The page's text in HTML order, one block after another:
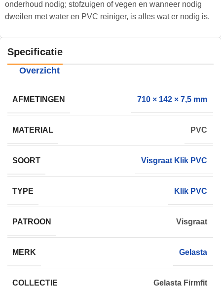
onderhoud nodig; stofzuigen of vegen en wanneer nodig
dweilen met water en PVC reiniger, is alles wat er nodig is.
Specificatie
Overzicht
AFMETINGEN 710 × 142 × 7,5 mm
MATERIAL PVC
SOORT Visgraat Klik PVC
TYPE Klik PVC
PATROON Visgraat
MERK Gelasta
COLLECTIE Gelasta Firmfit